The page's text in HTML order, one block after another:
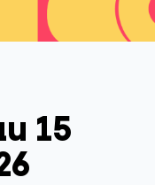
15